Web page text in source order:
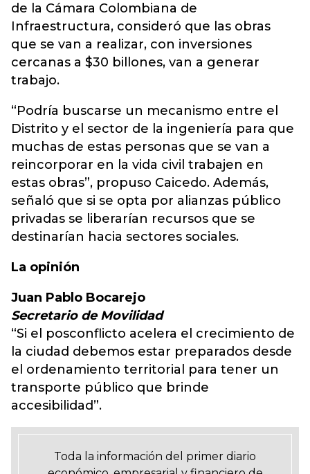
de la Cámara Colombiana de
Infraestructura, consideró que las obras
que se van a realizar, con inversiones
cercanas a $30 billones, van a generar
trabajo.
“Podría buscarse un mecanismo entre el
Distrito y el sector de la ingeniería para que
muchas de estas personas que se van a
reincorporar en la vida civil trabajen en
estas obras”, propuso Caicedo. Además,
señaló que si se opta por alianzas público
privadas se liberarían recursos que se
destinarían hacia sectores sociales.
La opinión
Juan Pablo Bocarejo
Secretario de Movilidad
“Si el posconflicto acelera el crecimiento de
la ciudad debemos estar preparados desde
el ordenamiento territorial para tener un
transporte público que brinde
accesibilidad”.
Toda la información del primer diario